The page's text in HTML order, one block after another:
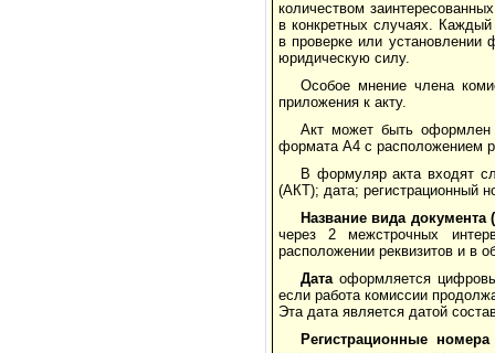
количеством
в конкретных случаях.
в проверке или установлении
юридическую силу.
Особое мнение члена
приложения к акту.
Акт может быть оформлен
формата А4 с расположением
В формуляр акта входят
(АКТ); дата; регистрационный
Название вида документа
через 2 межстрочных
расположении реквизитов и в
Датаоформляется
если работа комиссии
Эта дата является датой
Регистрационные номера